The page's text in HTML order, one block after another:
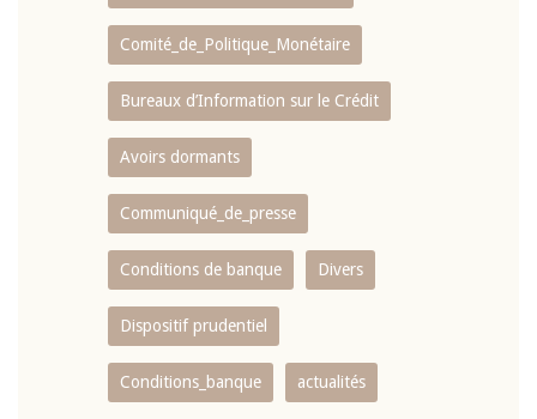
Comité_de_Politique_Monétaire
Bureaux d’Information sur le Crédit
Avoirs dormants
Communiqué_de_presse
Conditions de banque Divers
Dispositif prudentiel
Conditions_banque actualités